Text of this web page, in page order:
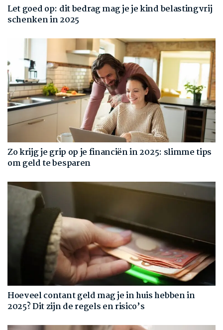
Let goed op: dit bedrag mag je je kind belastingvrij
schenken in 2025
Zo krijg je grip op je financiën in 2025: slimme tips
om geld te besparen
Hoeveel contant geld mag je in huis hebben in
2025? Dit zijn de regels en risico’s